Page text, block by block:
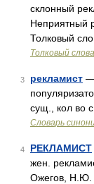
склонный
Неприятный
Толковый
Толковый
3 рекламист —
сущ., кол во
Словарь
4 РЕКЛАМИСТ
жен.
Ожегов, Н.Ю.